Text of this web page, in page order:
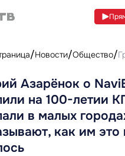
Новости Общество
Азарёнок о
на 100-летии
в малых
как им это